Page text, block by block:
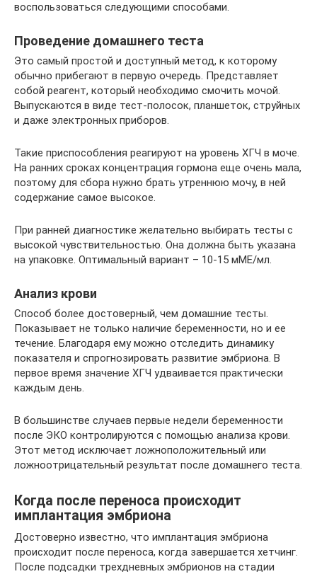
воспользоваться следующими способами.
Проведение домашнего теста
Это самый простой и доступный метод, к которому
обычно прибегают в первую очередь. Представляет
собой реагент, который необходимо смочить мочой.
Выпускаются в виде тест-полосок, планшеток, струйных
и даже электронных приборов.
Такие приспособления реагируют на уровень ХГЧ в моче.
На ранних сроках концентрация гормона еще очень мала,
поэтому для сбора нужно брать утреннюю мочу, в ней
содержание самое высокое.
При ранней диагностике желательно выбирать тесты с
высокой чувствительностью. Она должна быть указана
на упаковке. Оптимальный вариант – 10-15 мМЕ/мл.
Анализ крови
Способ более достоверный, чем домашние тесты.
Показывает не только наличие беременности, но и ее
течение. Благодаря ему можно отследить динамику
показателя и спрогнозировать развитие эмбриона. В
первое время значение ХГЧ удваивается практически
каждым день.
В большинстве случаев первые недели беременности
после ЭКО контролируются с помощью анализа крови.
Этот метод исключает ложноположительный или
ложноотрицательный результат после домашнего теста.
Когда после переноса происходит
имплантация эмбриона
Достоверно известно, что имплантация эмбриона
происходит после переноса, когда завершается хетчинг.
После подсадки трехдневных эмбрионов на стадии